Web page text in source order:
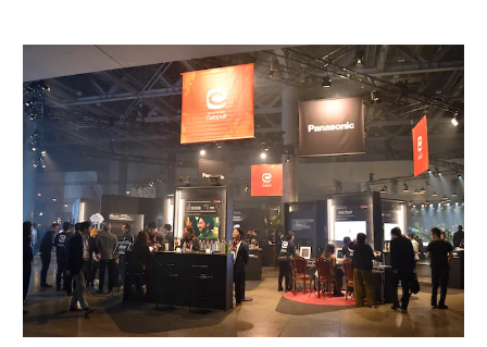
連載
Next Stage of Slush
連載一覧